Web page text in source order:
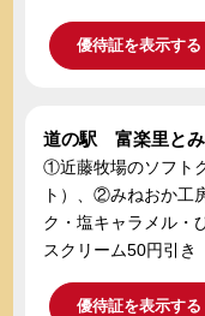
優待証を表示する
道の駅 富楽里と
①近藤牧場のソフト
ト）、②みねおか工
ク・塩キャラメル・
スクリーム50円引き
優待証を表示する